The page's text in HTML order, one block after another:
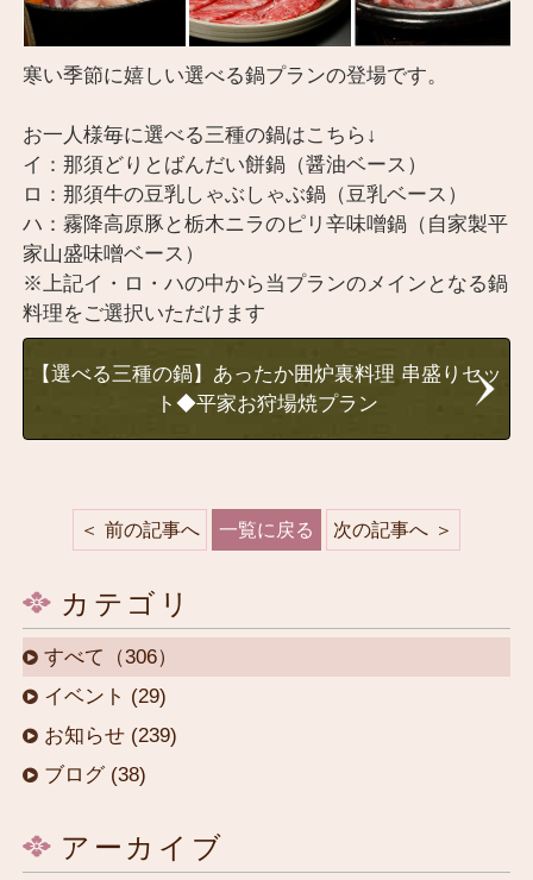
寒い季節に嬉しい選べる鍋プランの登場です。
お一人様毎に選べる三種の鍋はこちら↓
イ：那須どりとばんだい餅鍋（醤油ベース）
ロ：那須牛の豆乳しゃぶしゃぶ鍋（豆乳ベース）
ハ：霧降高原豚と栃木ニラのピリ辛味噌鍋（自家製平
家山盛味噌ベース）
※上記イ・ロ・ハの中から当プランのメインとなる鍋
料理をご選択いただけます
【選べる三種の鍋】あったか囲炉裏料理 串盛りセッ
ト◆平家お狩場焼プラン
前の記事へ 一覧に戻る 次の記事へ
カテゴリ
すべて（306）
イベント (29)
お知らせ (239)
ブログ (38)
アーカイブ